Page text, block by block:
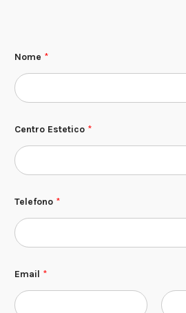
Nome *
Centro Estetico *
*
s
t
i
o
Telefono *
Email *